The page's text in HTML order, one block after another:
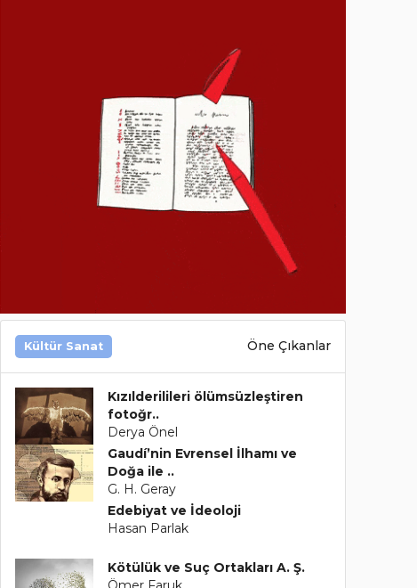
Kültür Sanat Öne Çıkanlar
Kızılderilileri ölümsüzleştiren
fotoğr..
Derya Önel
Gaudí’nin Evrensel İlhamı ve
Doğa ile ..
G. H. Geray
Edebiyat ve İdeoloji
Hasan Parlak
Kötülük ve Suç Ortakları A. Ş.